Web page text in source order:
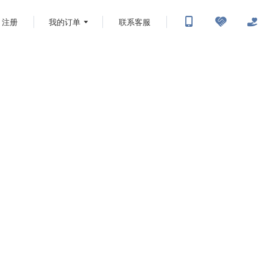
注册 我的订单 联系客服